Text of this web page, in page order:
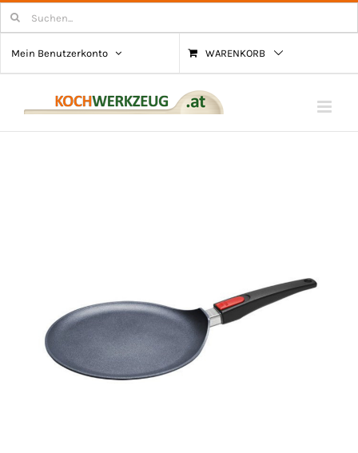
Zum
Inhalt
springen
Suchen
nach:
Mein Benutzerkonto
WARENKORB